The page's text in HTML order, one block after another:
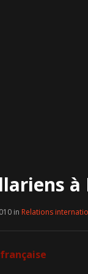
à
in Relations
française